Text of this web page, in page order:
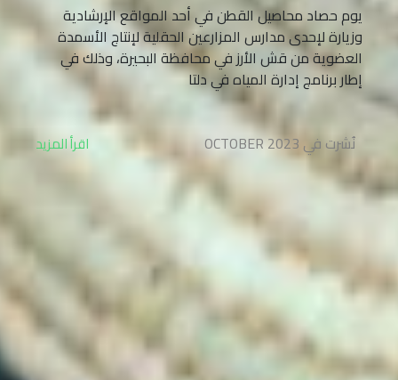
يوم حصاد محاصيل القطن في أحد المواقع الإرشادية
وزيارة لإحدى مدارس المزارعين الحقلية لإنتاج الأسمدة
العضوية من قش الأرز في محافظة البحيرة، وذلك في
إطار برنامج إدارة المياه في دلتا
نُشرت في OCTOBER 2023 اقرأ المزيد